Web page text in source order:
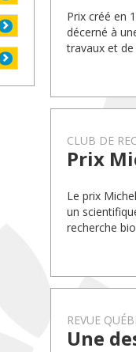
Prix créé en
décerné à
travaux et
CLUB DE
Prix
Le prix
un
recherche
REVUE
Une